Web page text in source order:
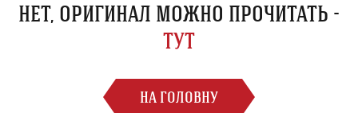
НЕТ, ОРИГИНАЛ МОЖНО ПРОЧИТАТЬ -
ТУТ
НА ГОЛОВНУ